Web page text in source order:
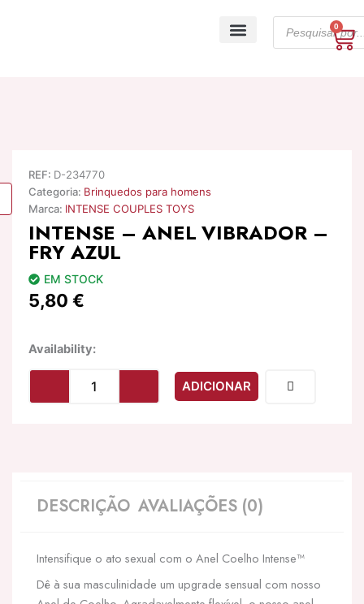
search
0
REF: D-234770
Categoria: Brinquedos para homens
Marca: INTENSE COUPLES TOYS
INTENSE – ANEL VIBRADOR –
FRY AZUL
EM STOCK
5,80 €
Availability:Quantidade
INTENSE
ADICIONAR
DESCRIÇÃO AVALIAÇÕES (0)
Intensifique o ato sexual com o Anel Coelho Intense™
Dê à sua masculinidade um upgrade sensual com nosso